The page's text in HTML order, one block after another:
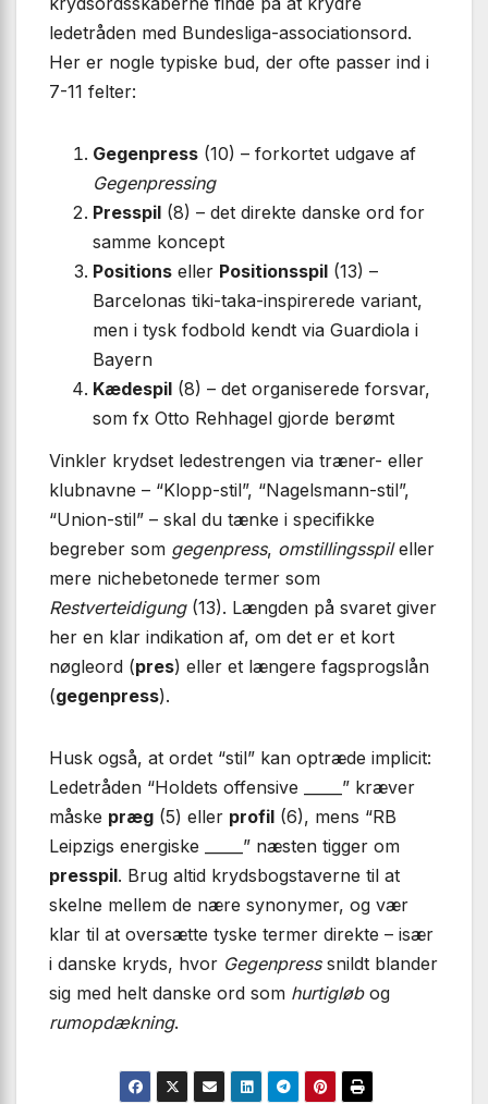
ledetråden med Bundesliga-associationsord.
Her er nogle typiske bud, der ofte passer ind i
7-11 felter:
Gegenpress (10) – forkortet udgave af
Gegenpressing
Presspil (8) – det direkte danske ord for
samme koncept
Positions eller Positionsspil (13) –
Barcelonas tiki-taka-inspirerede variant,
men i tysk fodbold kendt via Guardiola i
Bayern
Kædespil (8) – det organiserede forsvar,
som fx Otto Rehhagel gjorde berømt
Vinkler krydset ledestrengen via træner- eller
klubnavne – “Klopp-stil”, “Nagelsmann-stil”,
“Union-stil” – skal du tænke i specifikke
begreber som gegenpress, omstillingsspileller
mere nichebetonede termer som
Restverteidigung(13). Længden på svaret giver
her en klar indikation af, om det er et kort
nøgleord (pres) eller et længere fagsprogslån
(gegenpress).
Husk også, at ordet “stil” kan optræde implicit:
Ledetråden “Holdets offensive _____” kræver
måske præg (5) eller profil (6), mens “RB
Leipzigs energiske _____” næsten tigger om
presspil. Brug altid krydsbogstaverne til at
skelne mellem de nære synonymer, og vær
klar til at oversætte tyske termer direkte – især
i danske kryds, hvor Gegenpresssnildt blander
sig med helt danske ord som hurtigløbog
rumopdækning.